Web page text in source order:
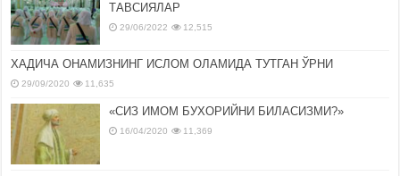
ТАВСИЯЛАР
29/06/2022 12,515
ХАДИЧА ОНАМИЗНИНГ ИСЛОМ ОЛАМИДА ТУТГАН ЎРНИ
29/09/2020 11,635
«СИЗ ИМОМ БУХОРИЙНИ БИЛАСИЗМИ?»
16/04/2020 11,369